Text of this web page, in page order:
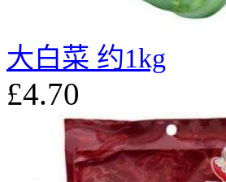
大白菜 约1kg
£4.70